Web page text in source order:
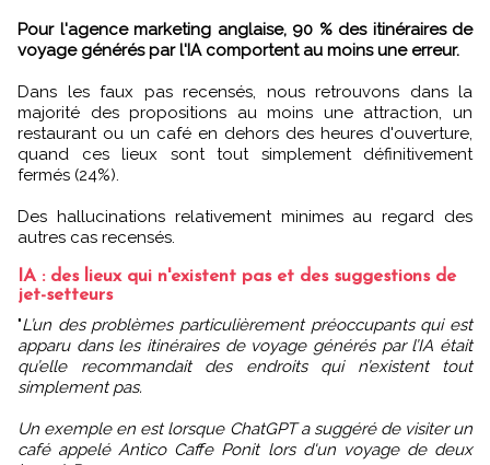
Pour l'agence marketing anglaise, 90 % des itinéraires de
voyage générés par l'IA comportent au moins une erreur.
Dans les faux pas recensés, nous retrouvons dans la
majorité des propositions au moins une attraction, un
restaurant ou un café en dehors des heures d'ouverture,
quand ces lieux sont tout simplement définitivement
fermés (24%).
Des hallucinations relativement minimes au regard des
autres cas recensés.
IA : des lieux qui n'existent pas et des suggestions de
jet-setteurs
"L’un des problèmes particulièrement préoccupants qui est
apparu dans les itinéraires de voyage générés par l’IA était
qu’elle recommandait des endroits qui n’existent tout
simplement pas.
Un exemple en est lorsque ChatGPT a suggéré de visiter un
café appelé Antico Caffe Ponit lors d'un voyage de deux